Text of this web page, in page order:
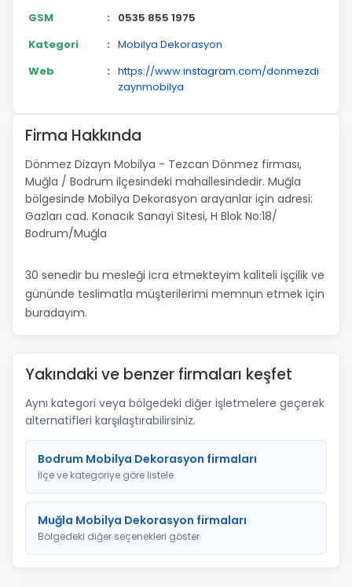
GSM
:
0535 855 1975
Kategori
: Mobilya Dekorasyon
Web
: https://www.instagram.com/donmezdi
zaynmobilya
Firma Hakkında
Dönmez Dizayn Mobilya - Tezcan Dönmez firması,
Muğla / Bodrum ilçesindeki mahallesindedir. Muğla
bölgesinde Mobilya Dekorasyon arayanlar için adresi:
Gazları cad. Konacık Sanayi Sitesi, H Blok No:18/
Bodrum/Muğla
30 senedir bu mesleği icra etmekteyim kaliteli işçilik ve
gününde teslimatla müşterilerimi memnun etmek için
buradayım.
Yakındaki ve benzer firmaları keşfet
Aynı kategori veya bölgedeki diğer işletmelere geçerek
alternatifleri karşılaştırabilirsiniz.
Bodrum Mobilya Dekorasyon firmaları
İlçe ve kategoriye göre listele
Muğla Mobilya Dekorasyon firmaları
Bölgedeki diğer seçenekleri göster